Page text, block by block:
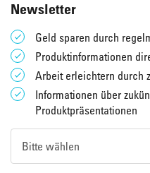
Newsletter
Geld sparen durch
Produktinformationen
Arbeit erleichtern durch
Informationen über
Produktpräsentationen